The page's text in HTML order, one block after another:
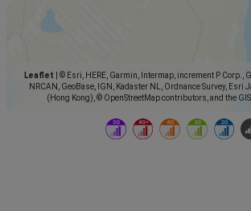
Leaflet
© Esri, HERE, Garmin, Intermap, increment P Corp.,
NRCAN, GeoBase, IGN, Kadaster NL, Ordnance Survey, Esri
(Hong Kong), © OpenStreetMap contributors, and the